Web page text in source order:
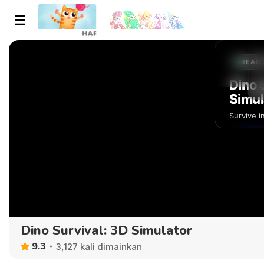
Dino Survival: 3D Simulator
9.3 3,127 kali dimainkan